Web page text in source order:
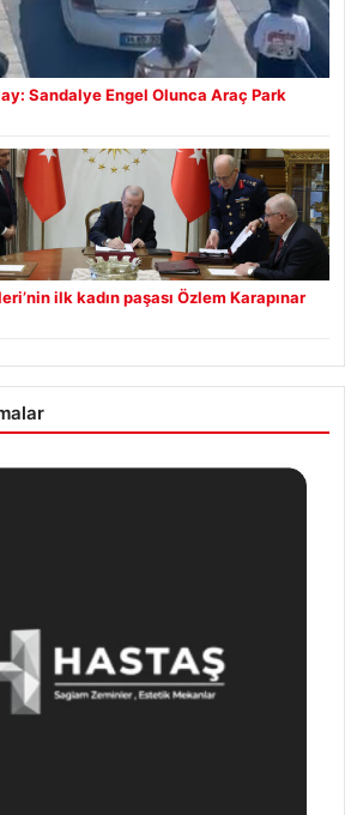
Sandalye Engel Olunca Araç Park
ilk kadın paşası Özlem Karapınar